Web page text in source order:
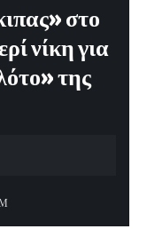
στο
νίκη για
της